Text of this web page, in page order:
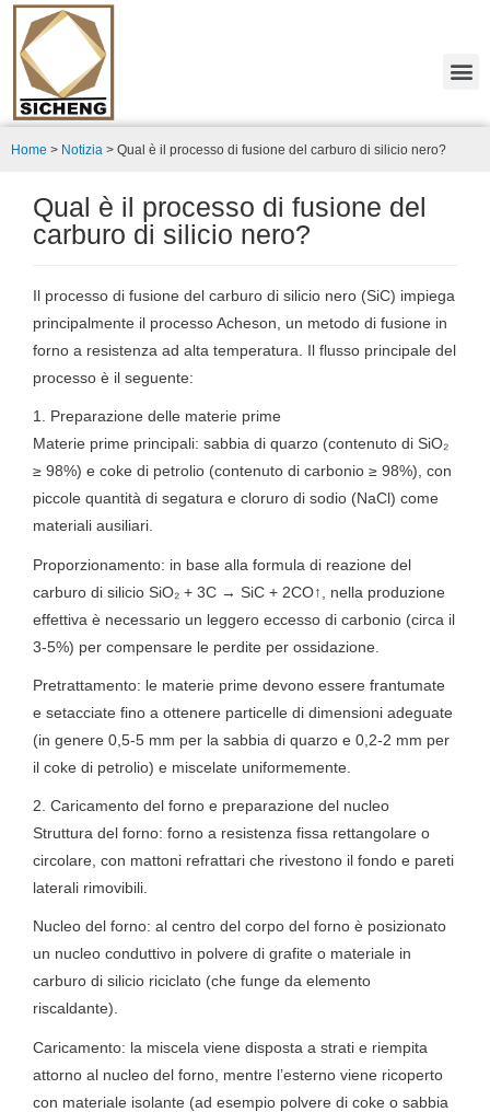
Home > Notizia > Qual è il processo di fusione del carburo di silicio nero?
Qual è il processo di fusione del
carburo di silicio nero?
Il processo di fusione del carburo di silicio nero (SiC) impiega
principalmente il processo Acheson, un metodo di fusione in
forno a resistenza ad alta temperatura. Il flusso principale del
processo è il seguente:
1. Preparazione delle materie prime
Materie prime principali: sabbia di quarzo (contenuto di SiO₂
≥ 98%) e coke di petrolio (contenuto di carbonio ≥ 98%), con
piccole quantità di segatura e cloruro di sodio (NaCl) come
materiali ausiliari.
Proporzionamento: in base alla formula di reazione del
carburo di silicio SiO₂ + 3C → SiC + 2CO↑, nella produzione
effettiva è necessario un leggero eccesso di carbonio (circa il
3-5%) per compensare le perdite per ossidazione.
Pretrattamento: le materie prime devono essere frantumate
e setacciate fino a ottenere particelle di dimensioni adeguate
(in genere 0,5-5 mm per la sabbia di quarzo e 0,2-2 mm per
il coke di petrolio) e miscelate uniformemente.
2. Caricamento del forno e preparazione del nucleo
Struttura del forno: forno a resistenza fissa rettangolare o
circolare, con mattoni refrattari che rivestono il fondo e pareti
laterali rimovibili.
Nucleo del forno: al centro del corpo del forno è posizionato
un nucleo conduttivo in polvere di grafite o materiale in
carburo di silicio riciclato (che funge da elemento
riscaldante).
Caricamento: la miscela viene disposta a strati e riempita
attorno al nucleo del forno, mentre l’esterno viene ricoperto
con materiale isolante (ad esempio polvere di coke o sabbia